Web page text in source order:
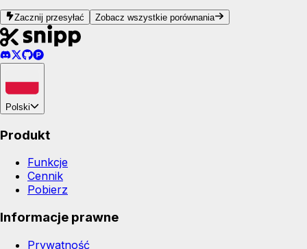
Zacznij przesyłać Zobacz wszystkie porównania
Polski
Produkt
Funkcje
Cennik
Pobierz
Informacje prawne
Prywatność